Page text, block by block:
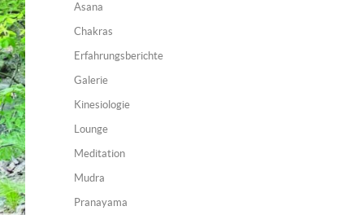
Asana
Chakras
Erfahrungsberichte
Galerie
Kinesiologie
Lounge
Meditation
Mudra
Pranayama